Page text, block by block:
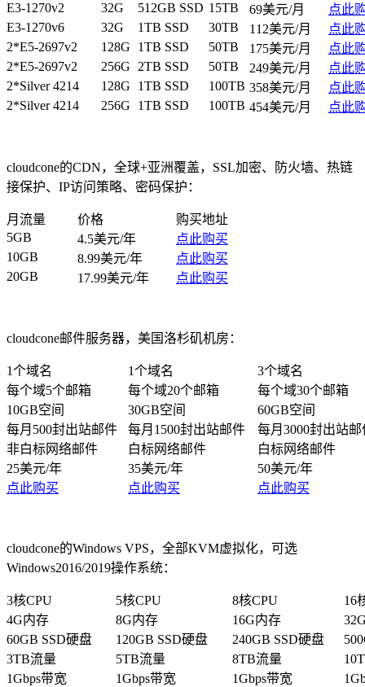
E3-1270v2
32G 512GB SSD 15TB 69美元/月
点此
E3-1270v6
32G 1TB SSD 30TB 112美元/月
点此
2*E5-2697v2
128G 1TB SSD 50TB 175美元/月
点此
2*E5-2697v2
256G 2TB SSD 50TB 249美元/月
点此
2*Silver 4214
128G 1TB SSD 100TB 358美元/月
点此
2*Silver 4214
256G 1TB SSD 100TB 454美元/月 点此
cloudcone的CDN，全球+亚洲覆盖，SSL加密、防火墙、热链
接保护、IP访问策略、密码保护：
月流量 价格
购买地址
5GB
4.5美元/年
点此购买
10GB
8.99美元/年
点此购买
20GB
17.99美元/年 点此购买
cloudcone邮件服务器，美国洛杉矶机房：
1个域名 1个域名
3个域名
每个域5个邮箱
每个域20个邮箱
每个域30个邮箱
10GB空间
30GB空间
60GB空间
每月500封出站邮件
每月1500封出站邮件
每月3000封出站邮
非白标网络邮件
白标网络邮件
白标网络邮件
25美元/年
35美元/年
50美元/年
点此购买
点此购买 点此购买
cloudcone的Windows VPS，全部KVM虚拟化，可选
Windows2016/2019操作系统：
3核CPU 5核CPU 8核CPU
16
4G内存
8G内存 16G内存
60GB SSD硬盘
120GB SSD硬盘 240GB SSD硬盘
3TB流量
5TB流量 8TB流量
1Gbps带宽
1Gbps带宽 1Gbps带宽